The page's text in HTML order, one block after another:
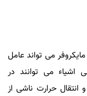
می‌ تواند عامل
می ‌توانند در
انتقال حرارت ناشی از